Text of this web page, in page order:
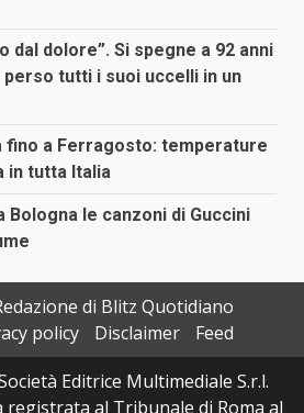
dal dolore”. Si spegne a 92 anni
tutti i suoi uccelli in un
fino a Ferragosto: temperature
in tutta Italia
Bologna le canzoni di Guccini
di Blitz Quotidiano
policy Disclaimer
Feed
Editrice Multimediale S.r.l.
registrata al Tribunale di Roma al